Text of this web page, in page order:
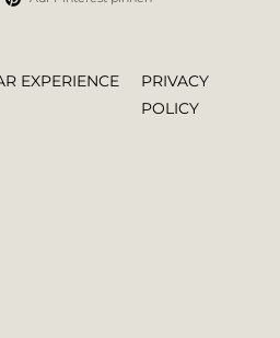
EXPERIENCE
PRIVACY
POLICY